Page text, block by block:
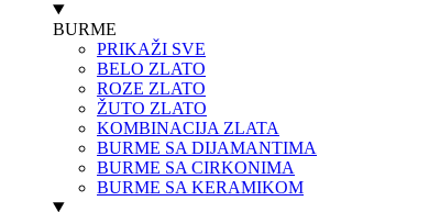
BURME
PRIKAŽI SVE
BELO ZLATO
ROZE ZLATO
ŽUTO ZLATO
KOMBINACIJA ZLATA
BURME SA DIJAMANTIMA
BURME SA CIRKONIMA
BURME SA KERAMIKOM